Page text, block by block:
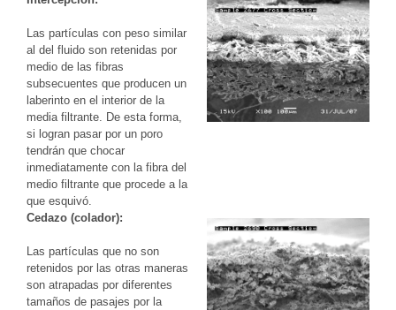
Las partículas con peso similar
al del fluido son retenidas por
medio de las fibras
subsecuentes que producen un
laberinto en el interior de la
media filtrante. De esta forma,
si logran pasar por un poro
tendrán que chocar
inmediatamente con la fibra del
medio filtrante que procede a la
que esquivó.
Cedazo (colador):
Las partículas que no son
retenidos por las otras maneras
son atrapadas por diferentes
tamaños de pasajes por la